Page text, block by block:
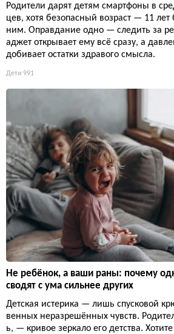
Родители дарят детям смартфоны в
цев, хотя безопасный возраст — 11 лет
ним. Оправдание одно — следить за
аджет открывает ему всё сразу, а
добивает остатки здравого смысла.
Дети 991
Не ребёнок, а ваши раны: почему
сводят с ума сильнее других
Детская истерика — лишь спусковой
венных неразрешённых чувств.
ь, — кривое зеркало его детства.